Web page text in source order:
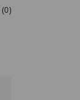
(0)